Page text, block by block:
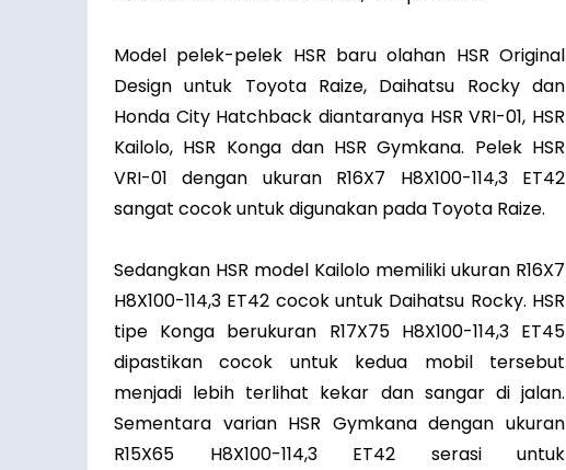
Model pelek-pelek HSR baru olahan HSR Original
Design untuk Toyota Raize, Daihatsu Rocky dan
Honda City Hatchback diantaranya HSR VRI-01, HSR
Kailolo, HSR Konga dan HSR Gymkana. Pelek HSR
VRI-01 dengan ukuran R16X7 H8X100-114,3 ET42
sangat cocok untuk digunakan pada Toyota Raize.
Sedangkan HSR model Kailolo memiliki ukuran R16X7
H8X100-114,3 ET42 cocok untuk Daihatsu Rocky. HSR
tipe Konga berukuran R17X75 H8X100-114,3 ET45
dipastikan cocok untuk kedua mobil tersebut
menjadi lebih terlihat kekar dan sangar di jalan.
Sementara varian HSR Gymkana dengan ukuran
R15X65 H8X100-114,3 ET42 serasi untuk